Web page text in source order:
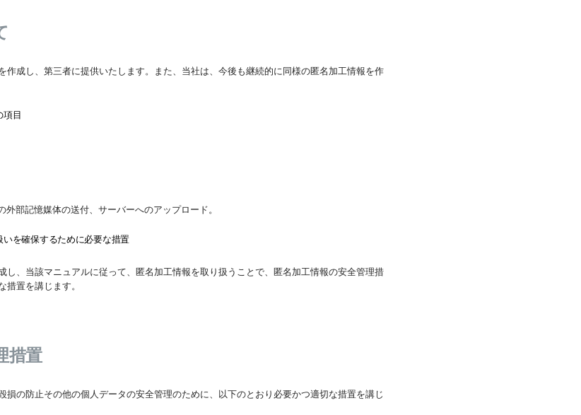
作成し、第三者に提供いたします。また、当社は、今後も継続的に同様の匿名加工情報を作
項目
部記憶媒体の送付、サーバーへのアップロード。
を確保するために必要な措置
し、当該マニュアルに従って、匿名加工情報を取り扱うことで、匿名加工情報の安全管理措
置を講じます。
措置
損の防止その他の個人データの安全管理のために、以下のとおり必要かつ適切な措置を講じ